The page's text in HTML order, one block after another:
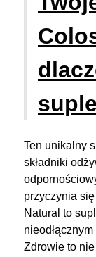
Ten unikalny
składniki
przyczynia
Natural to
Zdrowie to